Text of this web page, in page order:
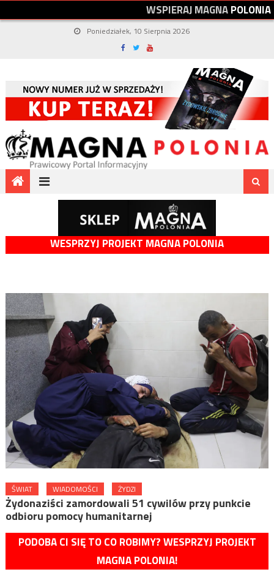
WSPIERAJMAGNAPOLONIA
Poniedziałek, 10 Sierpnia 2026
WESPRZYJ PROJEKT MAGNA POLONIA
ŚWIAT WIADOMOŚCI ŻYDZI
Żydonaziści zamordowali 51 cywilów przy punkcie
odbioru pomocy humanitarnej
PODOBA CI SIĘ TO CO ROBIMY? WESPRZYJ PROJEKT
MAGNA POLONIA!